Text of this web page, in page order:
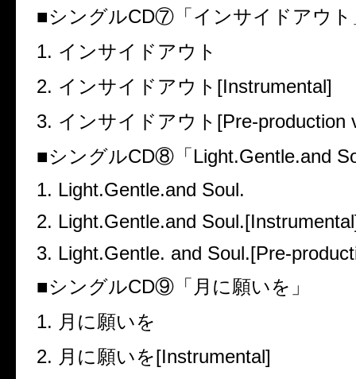
■シングルCD⑦「インサイドアウト
1. インサイドアウト
2. インサイドアウト [Instrumental]
3. インサイドアウト [Pre-production
■シングルCD⑧「Light.Gentle.and
1. Light.Gentle.and Soul.
2. Light.Gentle.and
3. Light.Gentle. and Soul.[Pre-
■シングルCD⑨「月に願いを」
1. 月に願いを
2. 月に願いを[Instrumental]